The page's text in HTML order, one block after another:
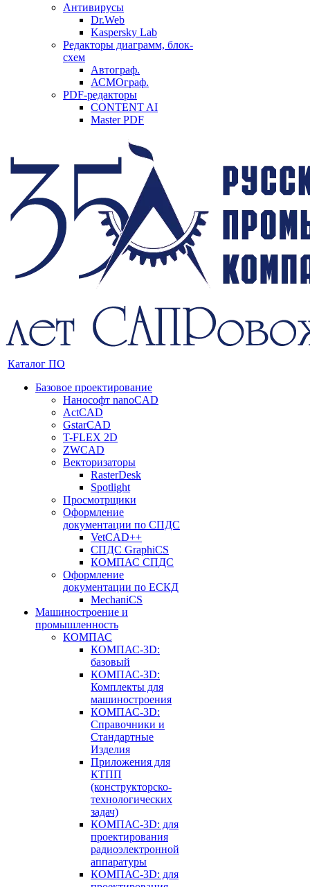
Антивирусы
Dr.Web
Kaspersky Lab
Редакторы диаграмм, блок-
схем
Автограф.
АСМОграф.
PDF-редакторы
CONTENT AI
Master PDF
Каталог ПО
Базовое проектирование
Нанософт nanoCAD
ActCAD
GstarCAD
T-FLEX 2D
ZWCAD
Векторизаторы
RasterDesk
Spotlight
Просмотрщики
Оформление
документации по СПДС
VetCAD++
СПДС GraphiCS
КОМПАС СПДС
Оформление
документации по ЕСКД
MechaniCS
Машиностроение и
промышленность
КОМПАС
КОМПАС-3D:
базовый
КОМПАС-3D:
Комплекты для
машиностроения
КОМПАС-3D:
Справочники и
Стандартные
Изделия
Приложения для
КТПП
(конструкторско-
технологических
задач)
КОМПАС-3D: для
проектирования
радиоэлектронной
аппаратуры
КОМПАС-3D: для